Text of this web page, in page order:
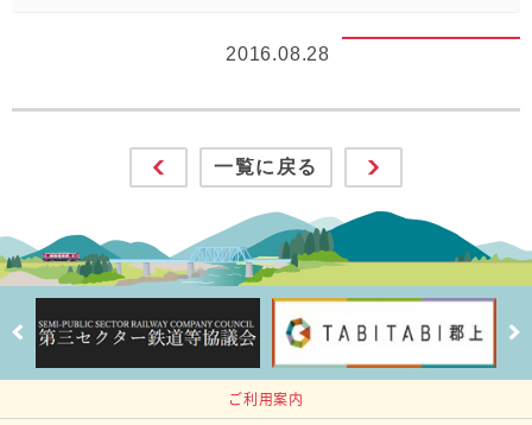
2016.08.28
一覧に戻る
ご利用案内